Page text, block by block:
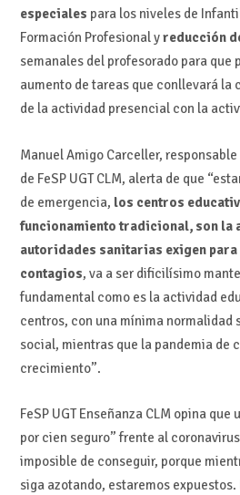
especiales para los niveles de
Formación Profesional yreducción
semanales del profesorado para que
aumento de tareas que conllevará la
de la actividad presencial con la
Manuel Amigo Carceller,
de FeSP UGT CLM, alerta de que
de emergencia, los centros
funcionamiento tradicional, son la
autoridades sanitarias exigen
contagios, va a ser dificilísimo
fundamental como es la actividad
centros, con una mínima normalidad
social, mientras que la pandemia de
crecimiento”.
FeSP UGT Enseñanza CLM opina
por cien seguro” frente al
imposible de conseguir, porque
siga azotando, estaremos expuestos.